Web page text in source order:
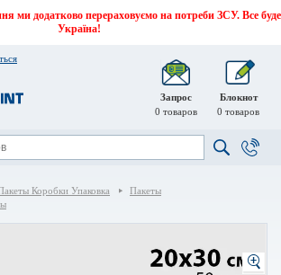
ми додатково перераховуємо на потреби ЗСУ. Все буде
Україна!
Запрос
0 товаров
Блокнот
0 товаров
Коробки Упаковка
Пакеты